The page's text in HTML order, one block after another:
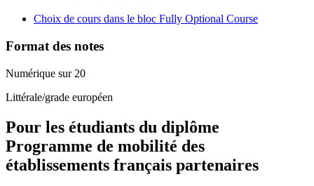
Choix de cours dans le bloc Fully Optional Course
Format des notes
Numérique sur 20
Littérale/grade européen
Pour les étudiants du diplôme
Programme de mobilité des
établissements français partenaires